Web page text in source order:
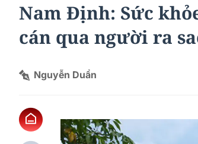
Nam Định: Sức
cán qua người ra
Nguyễn Duẩn